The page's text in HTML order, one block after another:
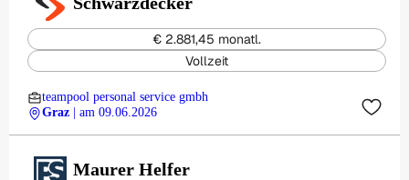
€ 2.881,45 monatl.
Vollzeit
teampool personal service gmbh
Graz
| am 09.06.2026
Maurer Helfer